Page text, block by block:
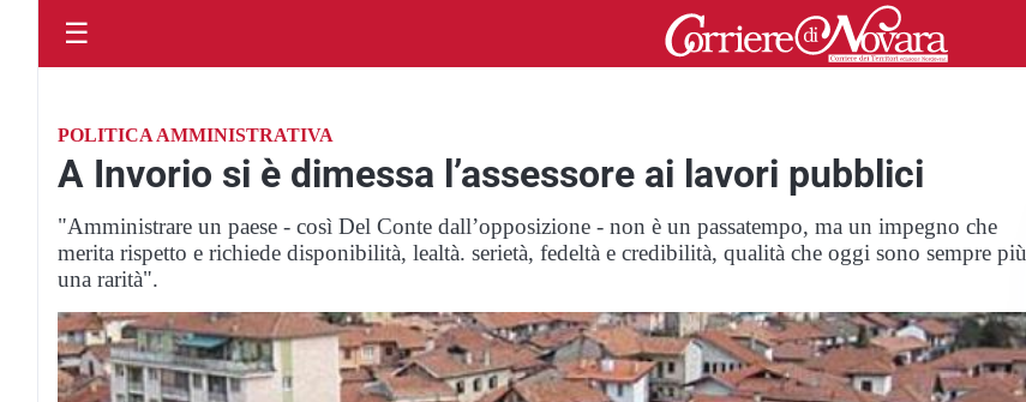
☰
POLITICA AMMINISTRATIVA
A Invorio si è dimessa l’assessore ai lavori pubblici
"Amministrare un paese - così Del Conte dall’opposizione - non è un passatempo, ma un impegno che
merita rispetto e richiede disponibilità, lealtà. serietà, fedeltà e credibilità, qualità che oggi sono sempre più
una rarità".